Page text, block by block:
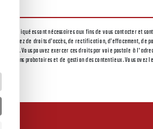
communiquées sont nécessaires aux fins de vous contacter et
disposez de droits d’accès, de rectification, d’effacement,
mortem. Vous pouvez exercer ces droits par voie postale à
aux fins probatoires et de gestion des contentieux. Vous